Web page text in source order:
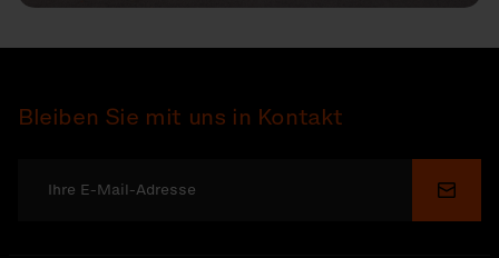
Bleiben Sie mit uns in Kontakt